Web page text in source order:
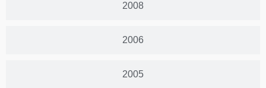
2008
2006
2005